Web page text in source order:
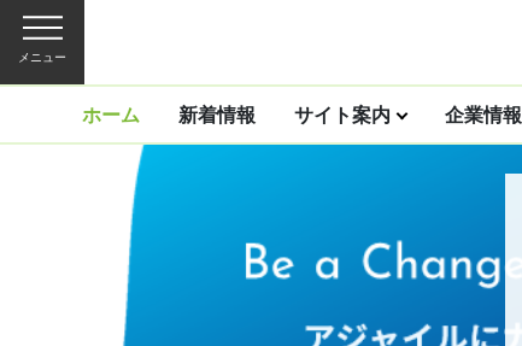
メニュー
ホーム 新着情報 サイト案内 企業情報